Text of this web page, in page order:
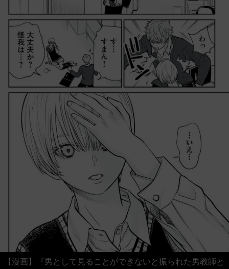
【漫画】『男として見ることができないと振られた男教師と